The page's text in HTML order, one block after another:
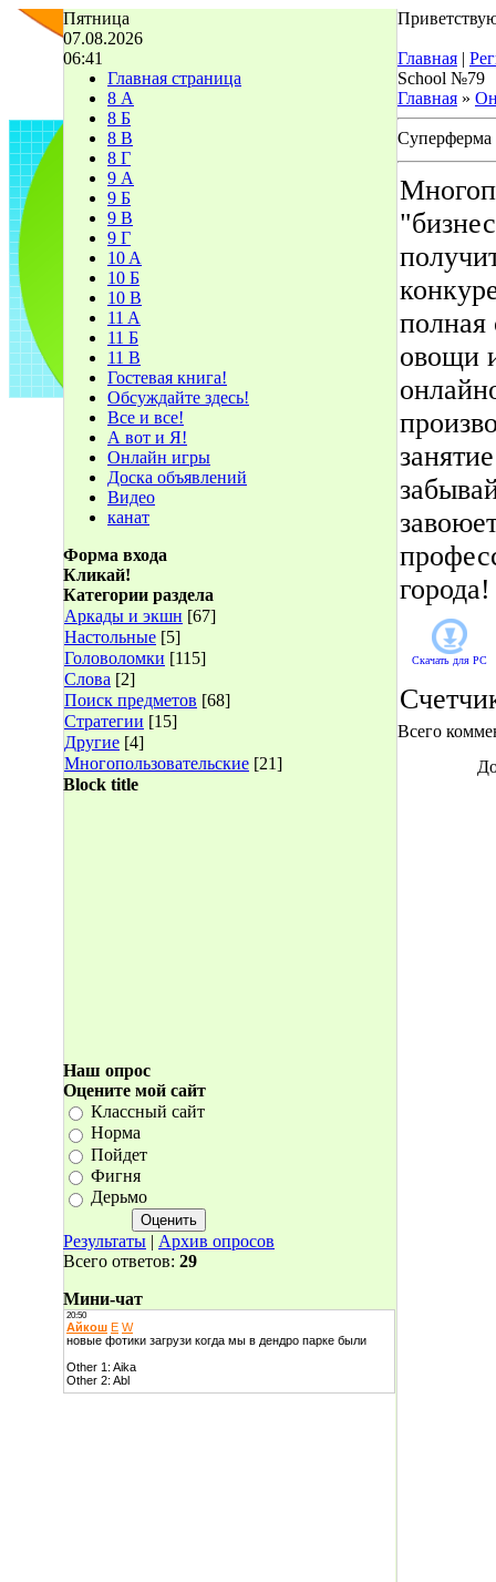
Пятница
07.08.2026
06:41
Главная страница
8 А
8 Б
8 В
8 Г
9 А
9 Б
9 В
9 Г
10 A
10 Б
10 В
11 A
11 Б
11 В
Гостевая книга!
Обсуждайте здесь!
Все и все!
А вот и Я!
Онлайн игры
Доска объявлений
Видео
канат
Форма входа
Кликай!
Категории раздела
Аркады и экшн [67]
Настольные [5]
Головоломки [115]
Слова [2]
Поиск предметов [68]
Стратегии [15]
Другие [4]
Многопользовательские [21]
Block title
Наш опрос
Оцените мой сайт
Классный сайт
Норма
Пойдет
Фигня
Дерьмо
Результаты | Архив опросов
Всего ответов: 29
Мини-чат
Главная |
School №79
Главная »
Суперферма
полная
овощи
города!
Скачать для PC
Всего